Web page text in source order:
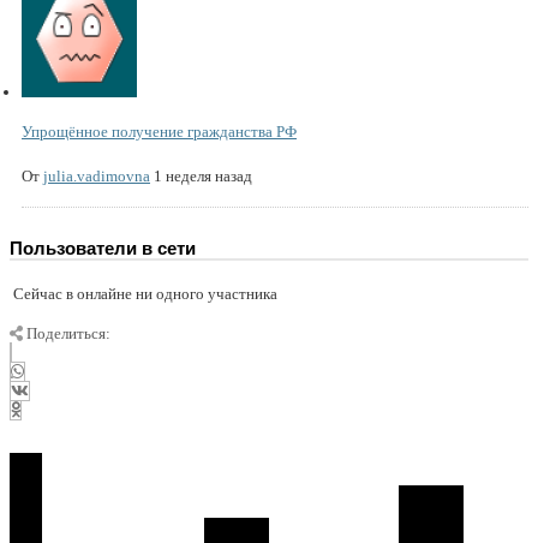
Упрощённое получение гражданства РФ
От julia.vadimovna 1 неделя назад
Пользователи в сети
Сейчас в онлайне ни одного участника
Поделиться: